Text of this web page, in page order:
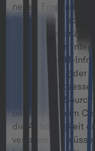
neben Fragen bzgl.
Datenschutz
und Performanz
sowie dessen
bestehende IT-
Unterstützung der
klassischen
besteht auch im
die Abhängigkeit
verfallen. So